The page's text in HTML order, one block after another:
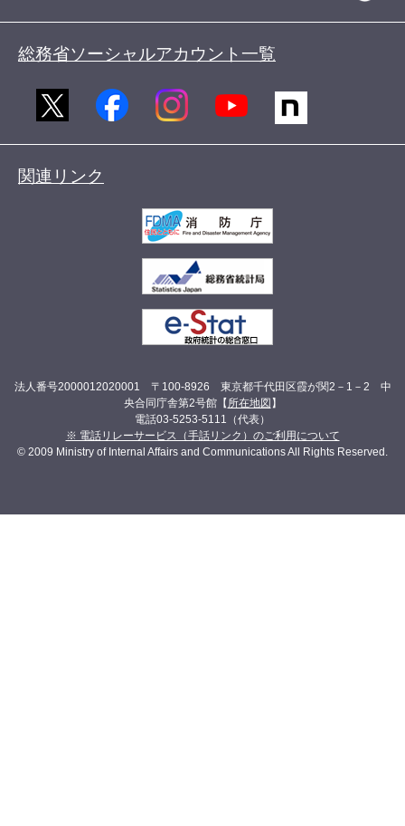
総務省ソーシャルアカウント一覧
関連リンク
法人番号2000012020001 〒100-8926 東京都千代田区霞が関2－1－2 中
央合同庁舎第2号館【 所在地図 】
電話03-5253-5111（代表）
※ 電話リレーサービス（手話リンク）のご利用について
© 2009 Ministry of Internal Affairs and Communications All Rights Reserved.